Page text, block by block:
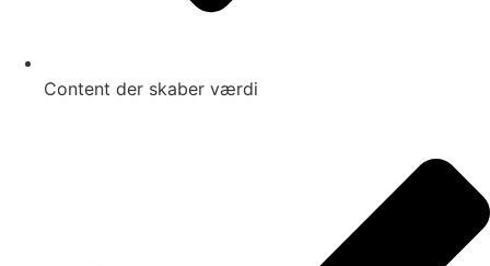
Content der skaber værdi